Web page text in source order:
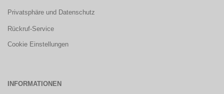
Privatsphäre und Datenschutz
Rückruf-Service
Cookie Einstellungen
INFORMATIONEN